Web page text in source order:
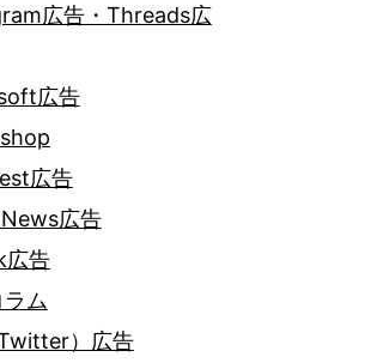
広告・Threads広
広告
広告
広告
広告
ム
）広告